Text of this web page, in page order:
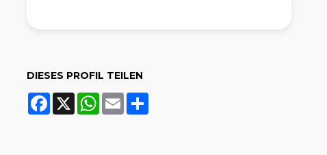
DIESES PROFIL TEILEN
Facebook
X WhatsApp
EmailShare